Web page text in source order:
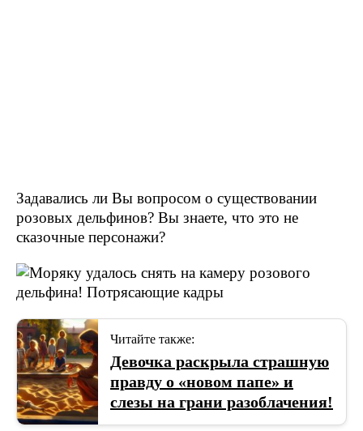
Задавались ли Вы вопросом о существовании
розовых дельфинов? Вы знаете, что это не
сказочные персонажи?
Читайте также:
Девочка раскрыла страшную
правду о «новом папе» и
слезы на грани разоблачения!